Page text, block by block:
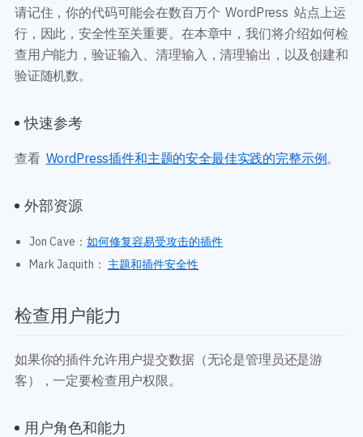
主题开发分享
后台开发定制
前端开发技巧
开发文档手册
WP新闻资讯
安全增强
性能优化
WordPress数据库
服务咨询 登录
请记住，你的代码可能会在数百万个 WordPress 站点上运
行，因此，安全性至关重要。在本章中，我们将介绍如何检
查用户能力，验证输入、清理输入，清理输出，以及创建和
验证随机数。
快速参考
查看 WordPress插件和主题的安全最佳实践的完整示例。
外部资源
Jon Cave：如何修复容易受攻击的插件
Mark Jaquith： 主题和插件安全性
检查用户能力
如果你的插件允许用户提交数据（无论是管理员还是游
客），一定要检查用户权限。
用户角色和能力